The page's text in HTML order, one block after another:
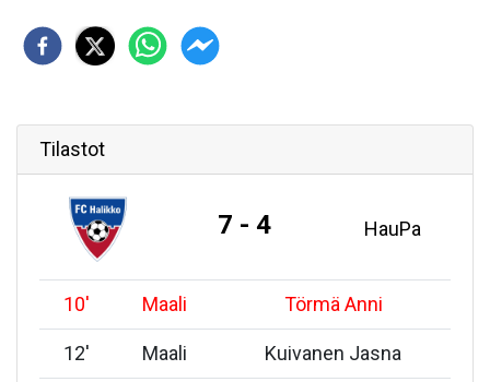
Tilastot
7 - 4 HauPa
10' Maali Törmä Anni
12' Maali Kuivanen Jasna